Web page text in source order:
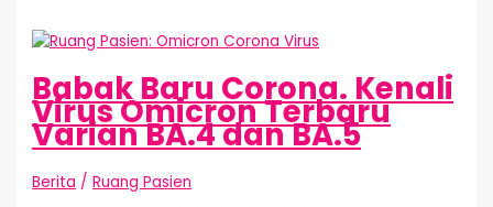
Babak Baru Corona. Kenali
Virus Omicron Terbaru
Varian BA.4 dan BA.5
Berita /Ruang Pasien